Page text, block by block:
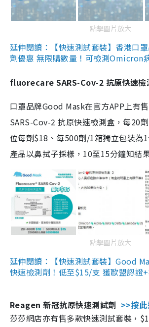
點擊圖片放大
延伸閱讀：【快速測試套裝】香港口
劑優惠 無限購數量！可檢測Omicron
fluorecare SARS-Cov-2 抗原快速檢
口罩品牌Good Mask在官方APP上有
SARS-Cov-2 抗原快速檢測盒，每20
位每劑$18、每500劑/1箱獨立包裝為
產品以鼻拭子採樣，10至15分鐘知結
點擊圖片放大
延伸閱讀：【快速測試套裝】Good
快速檢測劑！低至$15/支 獲歐盟認證
Reagen 新冠抗原快速測試劑 >>按
莎莎網店亦有售多款快速測試套裝，